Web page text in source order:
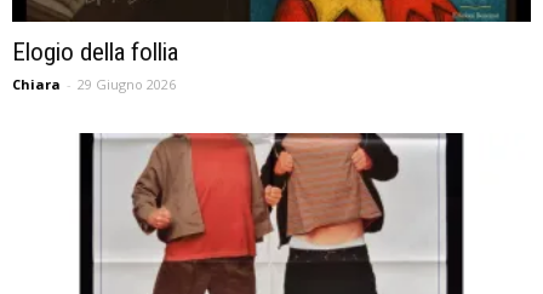
Elogio della follia
Chiara - 29 Giugno 2026